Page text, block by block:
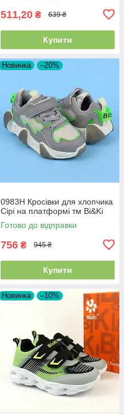
511,20 ₴ 639 ₴
Купити
Новинка –20%
0983H Кросівки для хлопчика
Сірі на платформі тм Bi&Ki
Готово до відправки
756 ₴ 945 ₴
Купити
Новинка –10%